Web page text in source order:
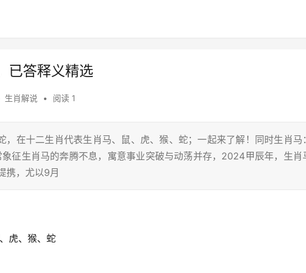
已答释义精选
生肖解说 • 阅读 1
在十二生肖代表生肖马、鼠、虎、猴、蛇；一起来了解！同时生肖马：
征生肖马的奔腾不息，寓意事业突破与动荡并存，2024甲辰年，生肖
携，尤以9月
虎、猴、蛇